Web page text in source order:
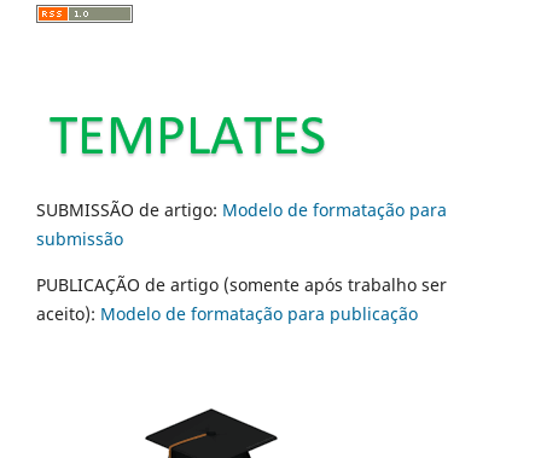
SUBMISSÃO de artigo: Modelo de formatação para
submissão
PUBLICAÇÃO de artigo (somente após trabalho ser
aceito): Modelo de formatação para publicação